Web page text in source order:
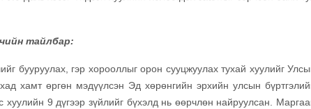
тайлбар:
бууруулах, гэр хорооллыг орон сууцжуулах тухай хуулийг
хамт өргөн мэдүүлсэн Эд хөрөнгийн эрхийн улсын
хуулийн 9 дүгээр зүйлийг бүхэлд нь өөрчлөн найруулсан.